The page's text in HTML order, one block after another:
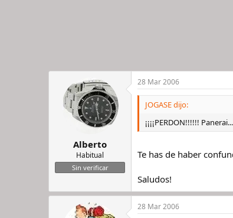
Alberto
Habitual
Sin verificar
28 Mar 2006
JOGASE dijo:
¡¡¡¡PERDON!!!!!!
Te has de haber
Saludos!
28 Mar 2006